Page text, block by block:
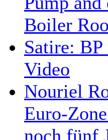
Boiler
Satire: BP
Video
Nouriel
Euro-
noch fünf